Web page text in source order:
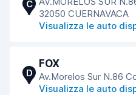
C
32050 CUERNAVACA
Visualizza le auto
D
FOX
Av.Morelos Sur N.86
Visualizza le auto